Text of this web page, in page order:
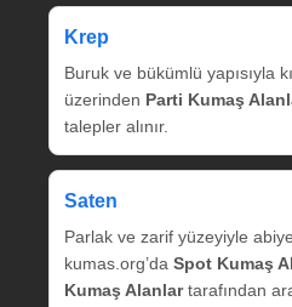
Krep
Buruk ve bükümlü yapısıyla
üzerinden Parti Kumaş
talepler alınır.
Saten
Parlak ve zarif yüzeyiyle
kumas.org’da Spot Kumaş
Kumaş Alanlartarafından